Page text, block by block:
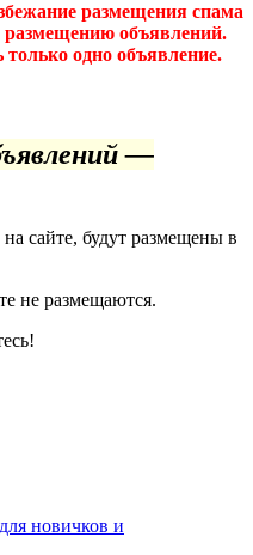
размещения спама
размещению объявлений.
одно объявление.
—
сайте, будут размещены в
не размещаются.
новичков и